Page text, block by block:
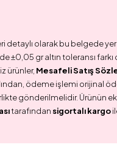
olarak bu belgede yer
gr altın toleransı farkı
ürünler, Mesafeli Satış
ödeme işlemi orijinal
gönderilmelidir. Ürünün
tarafından sigortalı kargo